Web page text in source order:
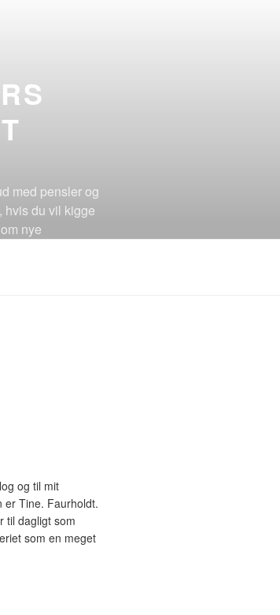
med pensler og
hvis du vil kigge
nye
og til mit
er Tine. Faurholdt.
til dagligt som
som en meget